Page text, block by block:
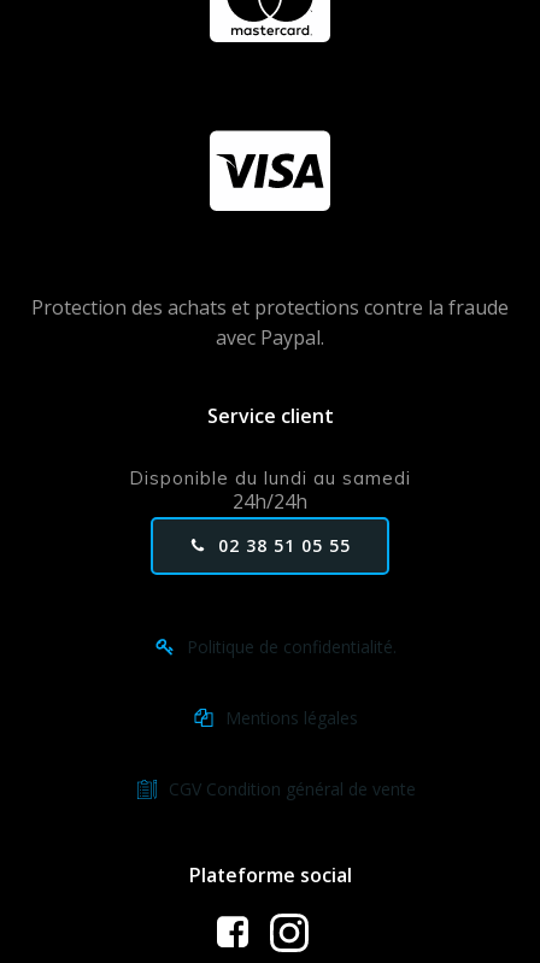
Protection des achats et protections contre la fraude
avec Paypal.
Service client
Disponible du lundi au samedi
24h/24h
02 38 51 05 55
Politique de confidentialité.
Mentions légales
CGV Condition général de vente
Plateforme social